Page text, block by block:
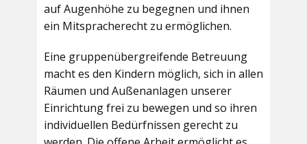
auf Augenhöhe zu begegnen und ihnen
ein Mitspracherecht zu ermöglichen.
Eine gruppenübergreifende Betreuung
macht es den Kindern möglich, sich in allen
Räumen und Außenanlagen unserer
Einrichtung frei zu bewegen und so ihren
individuellen Bedürfnissen gerecht zu